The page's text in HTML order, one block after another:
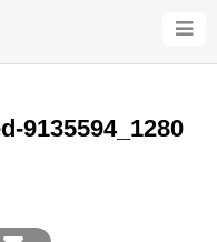
9135594_1280